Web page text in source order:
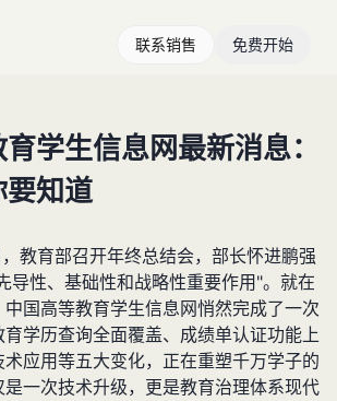
联系销售 免费开始
学生信息网最新消息：
要知道
教育部召开年终总结会，部长怀进鹏强
导性、基础性和战略性重要作用"。就在
国高等教育学生信息网悄然完成了一次
学历查询全面覆盖、成绩单认证功能上
应用等五大变化，正在重塑千万学子的
一次技术升级，更是教育治理体系现代